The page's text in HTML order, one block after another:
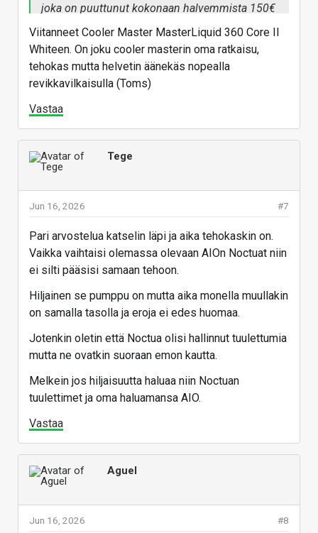
joka on puuttunut kokonaan halvemmista 150€
maksavasta NH-D15 G2 tuplatorni- ja 130€
kustantavasta yhden jäähdytyssiilin NH-U12
jäähdyttimistä.
Katsellaan uudestaan sitten kun Noctua
oikealta innovaatiolta.
Viitanneet Cooler Master MasterLiquid 360 Core II
Whiteen. On joku cooler masterin oma ratkaisu,
tehokas mutta helvetin äänekäs nopealla
revikkavilkaisulla (Toms)
Vastaa
Tege
#7
Jun 16, 2026
Pari arvostelua katselin läpi ja aika tehokaskin on.
Vaikka vaihtaisi olemassa olevaan AIOn Noctuat niin
ei silti pääsisi samaan tehoon.
Hiljainen se pumppu on mutta aika monella muullakin
on samalla tasolla ja eroja ei edes huomaa.
Jotenkin oletin että Noctua olisi hallinnut tuulettumia
mutta ne ovatkin suoraan emon kautta.
Melkein jos hiljaisuutta haluaa niin Noctuan
tuulettimet ja oma haluamansa AIO.
Vastaa
Aguel
#8
Jun 16, 2026